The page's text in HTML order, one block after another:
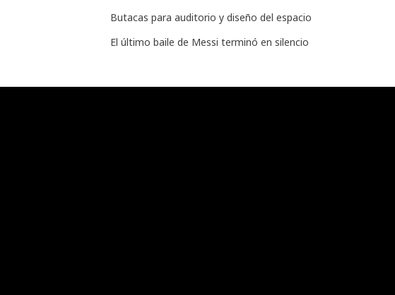
Butacas para auditorio y diseño del espacio
El último baile de Messi terminó en silencio